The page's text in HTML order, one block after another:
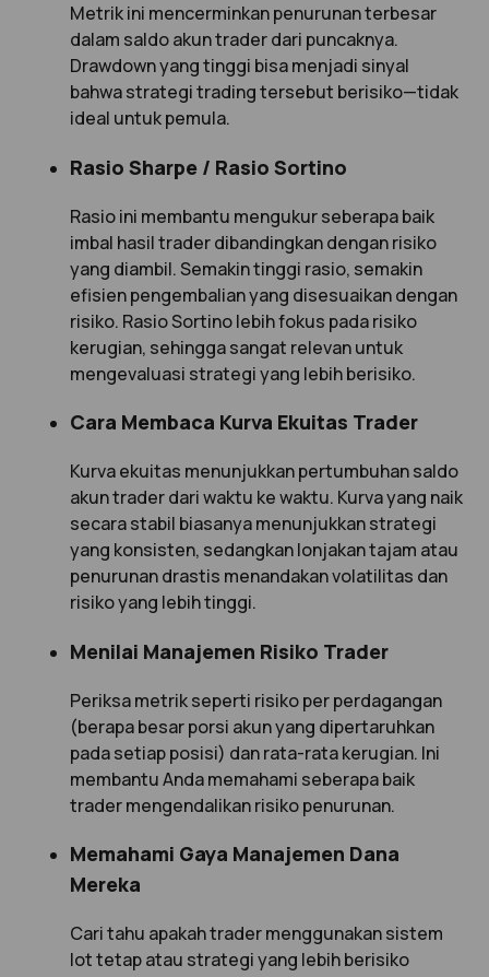
Metrik ini mencerminkan penurunan terbesar
dalam saldo akun trader dari puncaknya.
Drawdown yang tinggi bisa menjadi sinyal
bahwa strategi trading tersebut berisiko—tidak
ideal untuk pemula.
Rasio Sharpe / Rasio Sortino
Rasio ini membantu mengukur seberapa baik
imbal hasil trader dibandingkan dengan risiko
yang diambil. Semakin tinggi rasio, semakin
efisien pengembalian yang disesuaikan dengan
risiko. Rasio Sortino lebih fokus pada risiko
kerugian, sehingga sangat relevan untuk
mengevaluasi strategi yang lebih berisiko.
Cara Membaca Kurva Ekuitas Trader
Kurva ekuitas menunjukkan pertumbuhan saldo
akun trader dari waktu ke waktu. Kurva yang naik
secara stabil biasanya menunjukkan strategi
yang konsisten, sedangkan lonjakan tajam atau
penurunan drastis menandakan volatilitas dan
risiko yang lebih tinggi.
Menilai Manajemen Risiko Trader
Periksa metrik seperti risiko per perdagangan
(berapa besar porsi akun yang dipertaruhkan
pada setiap posisi) dan rata-rata kerugian. Ini
membantu Anda memahami seberapa baik
trader mengendalikan risiko penurunan.
Memahami Gaya Manajemen Dana
Mereka
Cari tahu apakah trader menggunakan sistem
lot tetap atau strategi yang lebih berisiko